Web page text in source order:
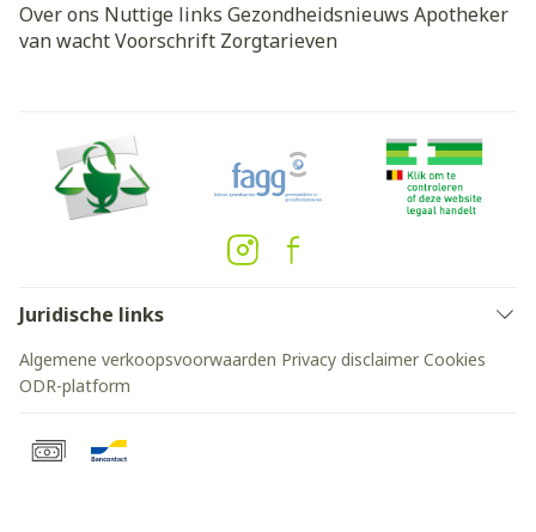
Over ons Nuttige links Gezondheidsnieuws Apotheker
van wachtVoorschrift Zorgtarieven
Juridische links
Algemene verkoopsvoorwaarden Privacy disclaimer Cookies
ODR-platform